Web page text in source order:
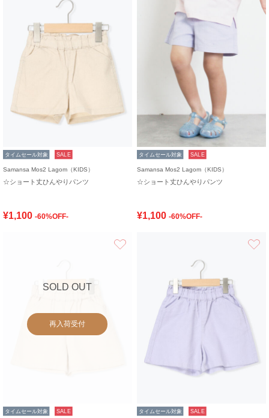
タイムセール対象 SALE
Samansa Mos2 Lagom（KIDS）
☆ショート丈ひんやりパンツ
¥1,100 -60%OFF-
タイムセール対象 SALE
Samansa Mos2 Lagom（KIDS）
☆ショート丈ひんやりパンツ
¥1,100 -60%OFF-
SOLD OUT
再入荷受付
タイムセール対象 SALE タイムセール対象 SALE